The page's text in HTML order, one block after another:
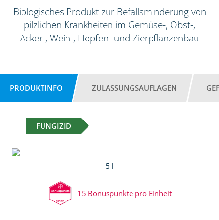
Biologisches Produkt zur Befallsminderung von
pilzlichen Krankheiten im Gemüse-, Obst-,
Acker-, Wein-, Hopfen- und Zierpflanzenbau
PRODUKTINFO ZULASSUNGSAUFLAGEN
FUNGIZID
5 l
15 Bonuspunkte pro Einheit